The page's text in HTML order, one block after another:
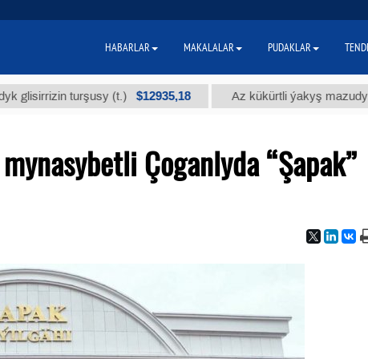
turşusy (t.) $12935,18 Az kükürtli ýakyş mazudy (t.)
Çoganlyda “Şapak”
HABARLAR MAKALALAR PUDAKLAR